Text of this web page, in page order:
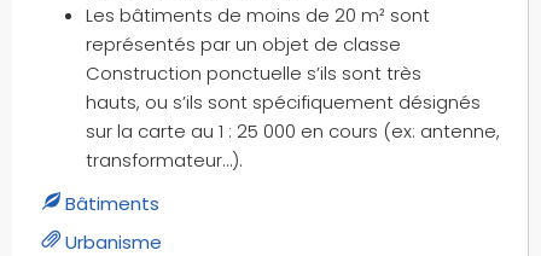
Les bâtiments de moins de 20 m² sont
représentés par un objet de classe
Construction ponctuelle s’ils sont très
hauts, ou s’ils sont spécifiquement désignés
sur la carte au 1 : 25 000 en cours (ex: antenne,
transformateur…).
Bâtiments
Urbanisme